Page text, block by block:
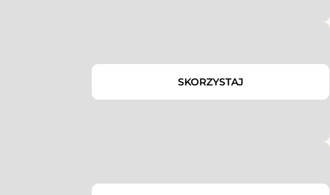
SKORZYSTAJ